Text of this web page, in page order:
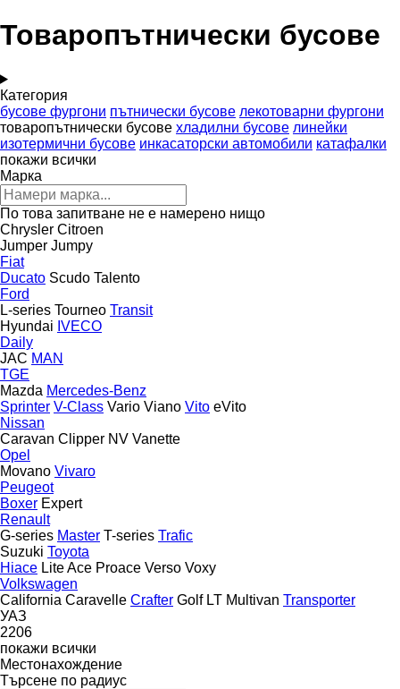
Товаропътнически бусове
Категория
бусове фургони пътнически бусове лекотоварни фургони
товаропътнически бусове хладилни бусове линейки
изотермични бусове инкасаторски автомобили катафалки
покажи всички
Марка
По това запитване не е намерено нищо
Chrysler Citroen
Jumper Jumpy
Fiat
Ducato Scudo Talento
Ford
L-series Tourneo Transit
Hyundai IVECO
Daily
JAC MAN
TGE
Mazda Mercedes-Benz
Sprinter V-Class Vario Viano Vito eVito
Nissan
Caravan Clipper NV Vanette
Opel
Movano Vivaro
Peugeot
Boxer Expert
Renault
G-series Master T-series Trafic
Suzuki Toyota
Hiace Lite Ace Proace Verso Voxy
Volkswagen
California Caravelle Crafter Golf LT Multivan Transporter
УАЗ
2206
покажи всички
Местонахождение
Търсене по радиус